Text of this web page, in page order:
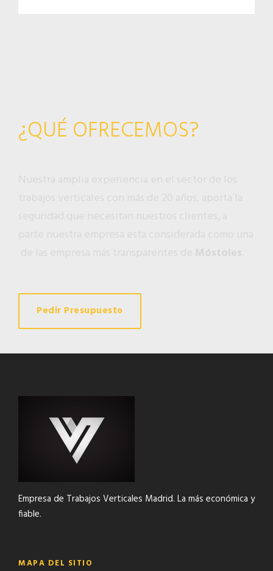
¿QUÉ OFRECEMOS?
Pedir Presupuesto
Empresa de Trabajos Verticales Madrid. La más económica y
fiable.
MAPA DEL SITIO